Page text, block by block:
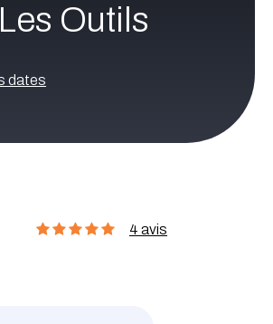
Outils
dates
4 avis